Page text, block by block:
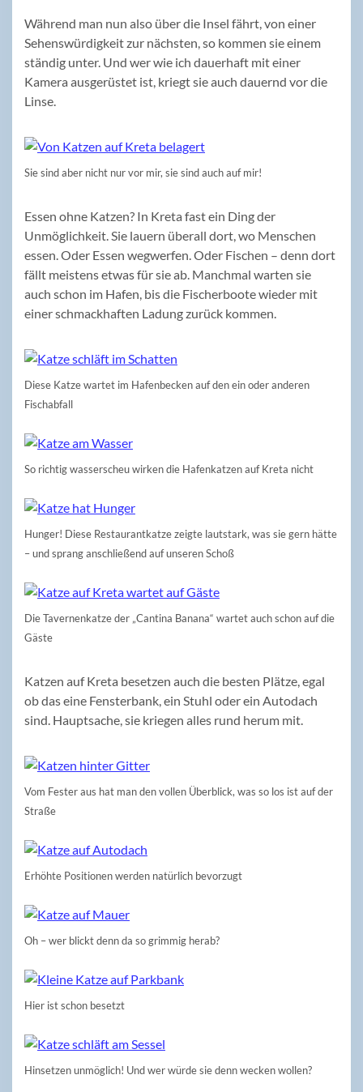
Während man nun also über die Insel fährt, von einer
Sehenswürdigkeit zur nächsten, so kommen sie einem
ständig unter. Und wer wie ich dauerhaft mit einer
Kamera ausgerüstet ist, kriegt sie auch dauernd vor die
Linse.
Sie sind aber nicht nur vor mir, sie sind auch auf mir!
Essen ohne Katzen? In Kreta fast ein Ding der
Unmöglichkeit. Sie lauern überall dort, wo Menschen
essen. Oder Essen wegwerfen. Oder Fischen – denn dort
fällt meistens etwas für sie ab. Manchmal warten sie
auch schon im Hafen, bis die Fischerboote wieder mit
einer schmackhaften Ladung zurück kommen.
Diese Katze wartet im Hafenbecken auf den ein oder anderen
Fischabfall
So richtig wasserscheu wirken die Hafenkatzen auf Kreta nicht
Hunger! Diese Restaurantkatze zeigte lautstark, was sie gern hätte
– und sprang anschließend auf unseren Schoß
Die Tavernenkatze der „Cantina Banana“ wartet auch schon auf die
Gäste
Katzen auf Kreta besetzen auch die besten Plätze, egal
ob das eine Fensterbank, ein Stuhl oder ein Autodach
sind. Hauptsache, sie kriegen alles rund herum mit.
Vom Fester aus hat man den vollen Überblick, was so los ist auf der
Straße
Erhöhte Positionen werden natürlich bevorzugt
Oh – wer blickt denn da so grimmig herab?
Hier ist schon besetzt
Hinsetzen unmöglich! Und wer würde sie denn wecken wollen?